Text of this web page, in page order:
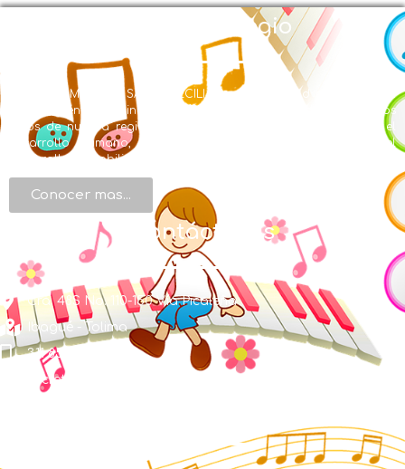
Nuestro Colegio
EL LICEO MUSICAL SANTA CECILIA con Modalidad en Educación
Musical y énfasis en inglés se creó en la búsqueda de ofrecer a los
niños de nuestra región una formación integral, centrada en el
desarrollo humano, de valores, de conocimientos y en el
desarrollo de habilidades artísticas.
Conocer mas...
Contáctenos
Cra. 48S No. 110-150 Vía Picaleña
Ibagué - Tolima
311 856 1491
secretaria@liceosantacecilia.edu.co